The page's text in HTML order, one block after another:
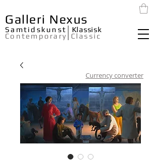
Galleri Nexus
Samtidskunst Klassisk
Contemporary Classic
Currency converter